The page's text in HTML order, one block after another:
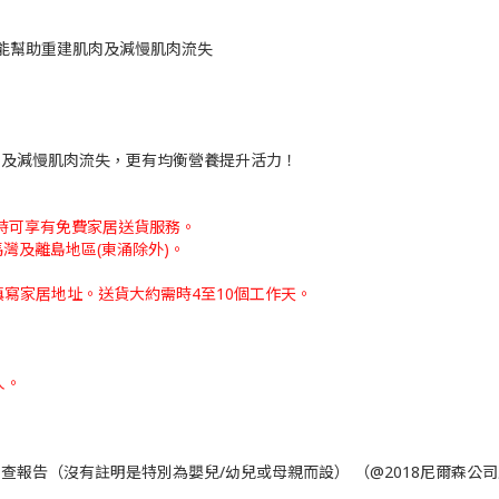
幫助重建肌肉及減慢肌肉流失
減慢肌肉流失，更有均衡營養提升活力！
享有免費家居送貨服務。
及離島地區(東涌除外)。
家居地址。 送貨大約需時4至10個工作天。
告（沒有註明是特別為嬰兒/幼兒或母親而設） （@2018尼爾森公司